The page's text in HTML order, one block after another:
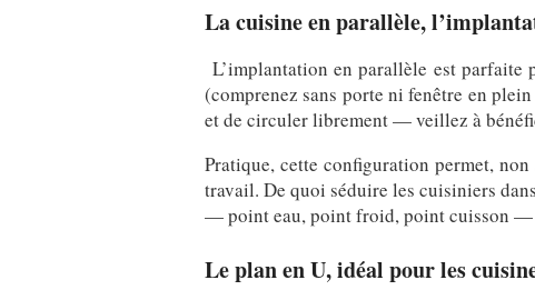
La cuisine en parallèle,
L’implantation en parallèle est parfaite
(comprenez sans porte ni fenêtre en
et de circuler librement — veillez à
Pratique, cette configuration permet,
travail. De quoi séduire les cuisiniers
— point eau, point froid, point cuisson —
Le plan en U, idéal pour les